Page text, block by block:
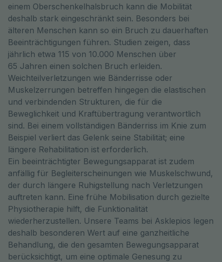
einem Oberschenkelhalsbruch kann die Mobilität
deshalb stark eingeschränkt sein. Besonders bei
älteren Menschen kann so ein Bruch zu dauerhaften
Beeinträchtigungen führen. Studien zeigen, dass
jährlich etwa 115 von 10.000 Menschen über
65 Jahren einen solchen Bruch erleiden.
Weichteilverletzungen wie Bänderrisse oder
Muskelzerrungen betreffen hingegen die elastischen
und verbindenden Strukturen, die für die
Beweglichkeit und Kraftübertragung verantwortlich
sind. Bei einem vollständigen Bänderriss im Knie zum
Beispiel verliert das Gelenk seine Stabilität; eine
längere Rehabilitation ist erforderlich.
Ein beeinträchtigter Bewegungsapparat ist zudem
anfällig für Begleiterscheinungen wie Muskelschwund,
der durch längere Ruhigstellung nach Verletzungen
auftreten kann. Eine frühe Mobilisation durch gezielte
Physiotherapie hilft, die Funktionalität
wiederherzustellen. Unsere Teams bei Asklepios legen
deshalb besonderen Wert auf eine ganzheitliche
Behandlung, die den gesamten Bewegungsapparat
berücksichtigt, um eine optimale Genesung zu